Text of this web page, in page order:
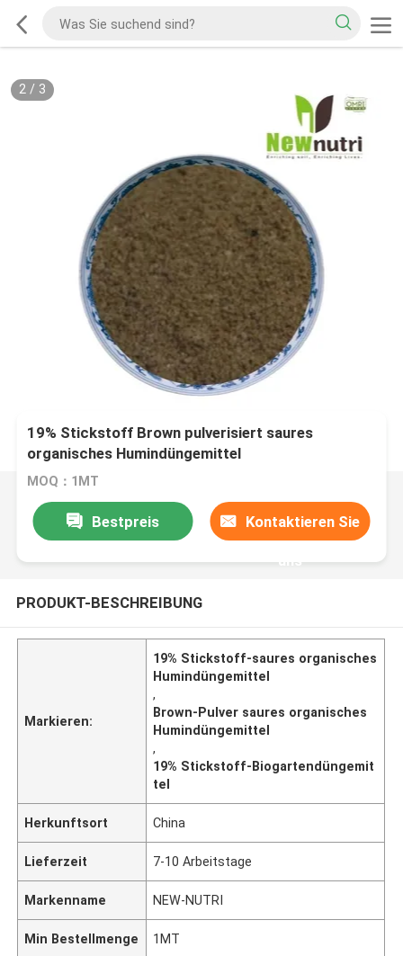
2/ 3
19% Stickstoff Brown pulverisiert saures
organisches Humindüngemittel
MOQ：1MT
Bestpreis Kontaktieren Sie
uns
PRODUKT-BESCHREIBUNG
Markieren:
19% Stickstoff-saures organisches
Humindüngemittel
,
Brown-Pulver saures organisches
Humindüngemittel
,
19% Stickstoff-Biogartendüngemit
tel
Herkunftsort China
Lieferzeit 7-10 Arbeitstage
Markenname NEW-NUTRI
Min Bestellmenge 1MT